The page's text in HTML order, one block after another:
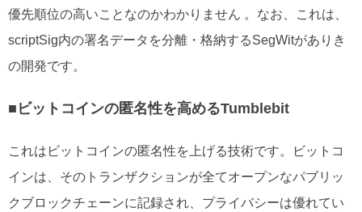
優先順位の高いことなのかわかりません 。なお、これは、
scriptSig内の署名データを分離・格納するSegWitがありき
の開発です。
■ビットコインの匿名性を高めるTumblebit
これはビットコインの匿名性を上げる技術です。ビットコ
インは、そのトランザクションが全てオープンなパブリッ
クブロックチェーンに記録され、プライバシーは優れてい